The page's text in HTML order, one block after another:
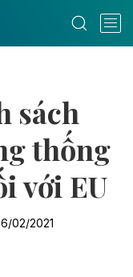
sách
thống
với EU
02/2021